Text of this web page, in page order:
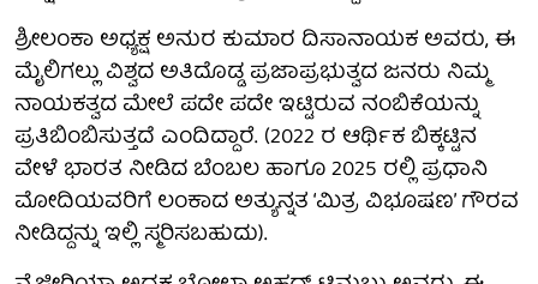
ಶ್ರೀಲಂಕಾ ಅಧ್ಯಕ್ಷ ಅನುರ ಕುಮಾರ ದಿಸಾನಾಯಕ ಅವರು, ಈ
ಮೈಲಿಗಲ್ಲು ವಿಶ್ವದ ಅತಿದೊಡ್ಡ ಪ್ರಜಾಪ್ರಭುತ್ವದ ಜನರು ನಿಮ್ಮ
ನಾಯಕತ್ವದ ಮೇಲೆ ಪದೇ ಪದೇ ಇಟ್ಟಿರುವ ನಂಬಿಕೆಯನ್ನು
ಪ್ರತಿಬಿಂಬಿಸುತ್ತದೆ ಎಂದಿದ್ದಾರೆ. (2022 ರ ಆರ್ಥಿಕ ಬಿಕ್ಕಟ್ಟಿನ
ವೇಳೆ ಭಾರತ ನೀಡಿದ ಬೆಂಬಲ ಹಾಗೂ 2025 ರಲ್ಲಿ ಪ್ರಧಾನಿ
ಮೋದಿಯವರಿಗೆ ಲಂಕಾದ ಅತ್ಯುನ್ನತ ‘ಮಿತ್ರ ವಿಭೂಷಣ’ ಗೌರವ
ನೀಡಿದ್ದನ್ನು ಇಲ್ಲಿ ಸ್ಮರಿಸಬಹುದು).